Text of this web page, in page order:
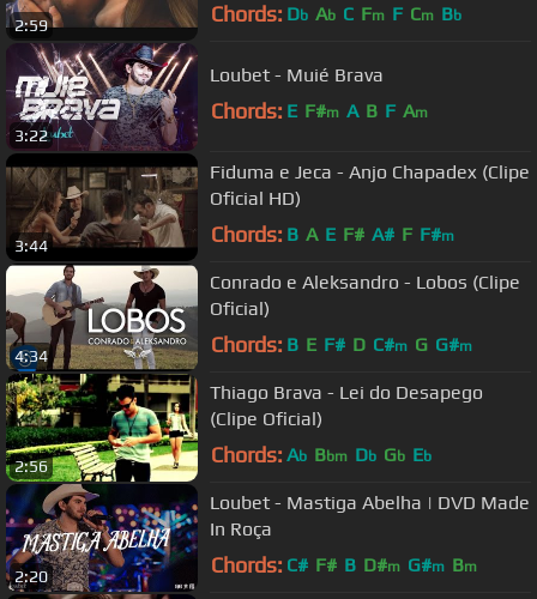
2:59 Chords: Db Ab C Fm F Cm Bb
3:22
Loubet - Muié Brava
Chords: E F#m A B F Am
3:44
Fiduma e Jeca - Anjo Chapadex (Clipe
Oficial HD)
Chords: B A E F# A# F F#m
4:34
Conrado e Aleksandro - Lobos (Clipe
Oficial)
Chords: B E F# D C#m G G#m
2:56
Thiago Brava - Lei do Desapego
(Clipe Oficial)
Chords: Ab Bbm Db Gb Eb
2:20
Loubet - Mastiga Abelha | DVD Made
In Roça
Chords: C# F# B D#m G#m Bm